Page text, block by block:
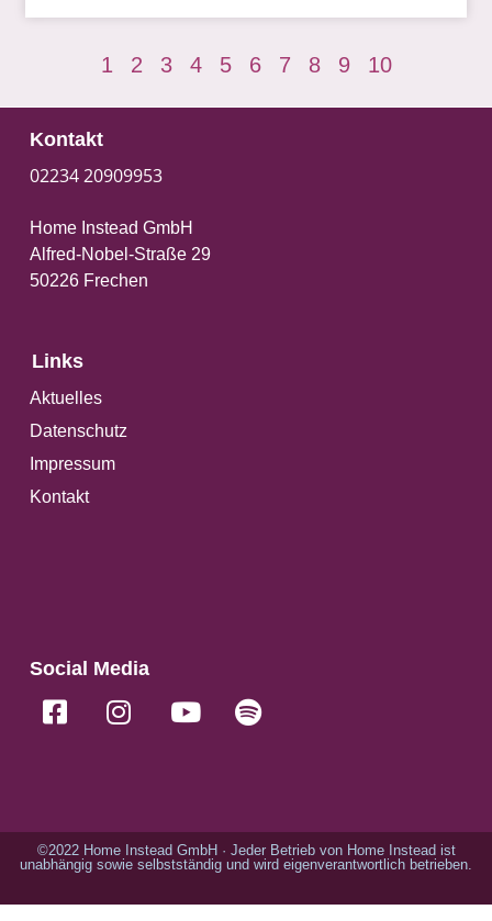
1 2 3 4 5 6 7 8 9 10
Kontakt
02234 20909953
Home Instead GmbH
Alfred-Nobel-Straße 29
50226 Frechen
Links
Aktuelles
Datenschutz
Impressum
Kontakt
Social Media
©2022 Home Instead GmbH · Jeder Betrieb von Home Instead ist
unabhängig sowie selbstständig und wird eigenverantwortlich betrieben.